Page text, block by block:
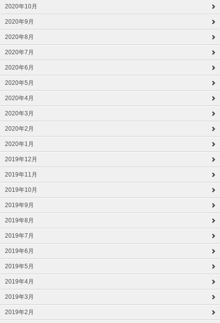
2020年10月
2020年9月
2020年8月
2020年7月
2020年6月
2020年5月
2020年4月
2020年3月
2020年2月
2020年1月
2019年12月
2019年11月
2019年10月
2019年9月
2019年8月
2019年7月
2019年6月
2019年5月
2019年4月
2019年3月
2019年2月